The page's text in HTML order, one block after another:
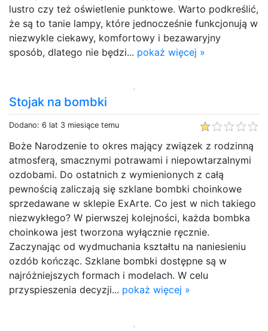
lustro czy też oświetlenie punktowe. Warto podkreślić,
że są to tanie lampy, które jednocześnie funkcjonują w
niezwykle ciekawy, komfortowy i bezawaryjny
sposób, dlatego nie będzi... pokaż więcej »
Stojak na bombki
Dodano: 6 lat 3 miesiące temu
Boże Narodzenie to okres mający związek z rodzinną
atmosferą, smacznymi potrawami i niepowtarzalnymi
ozdobami. Do ostatnich z wymienionych z całą
pewnością zaliczają się szklane bombki choinkowe
sprzedawane w sklepie ExArte. Co jest w nich takiego
niezwykłego? W pierwszej kolejności, każda bombka
choinkowa jest tworzona wyłącznie ręcznie.
Zaczynając od wydmuchania kształtu na naniesieniu
ozdób kończąc. Szklane bombki dostępne są w
najróżniejszych formach i modelach. W celu
przyspieszenia decyzji... pokaż więcej »